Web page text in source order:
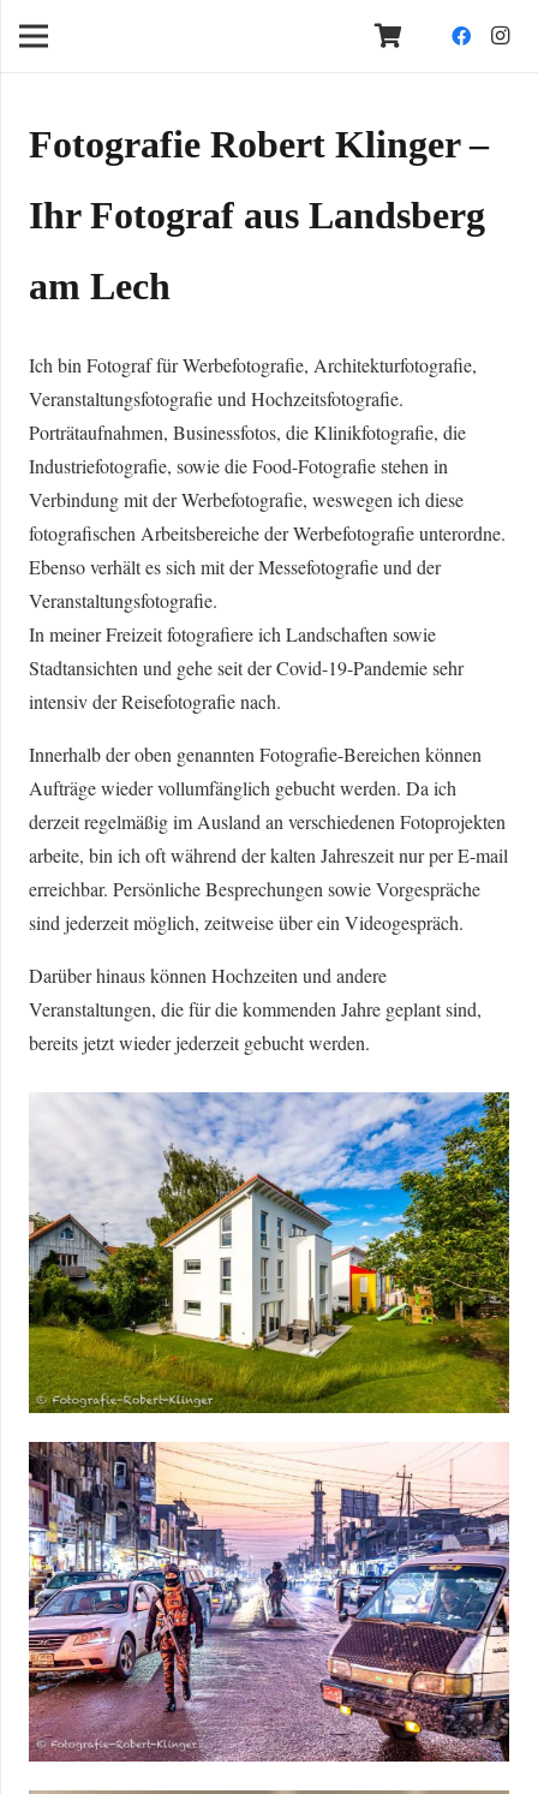
Fotografie Robert Klinger –
Ihr Fotograf aus Landsberg
am Lech
Ich bin Fotograf für Werbefotografie, Architekturfotografie,
Veranstaltungsfotografie und Hochzeitsfotografie.
Porträtaufnahmen, Businessfotos, die Klinikfotografie, die
Industriefotografie, sowie die Food-Fotografie stehen in
Verbindung mit der Werbefotografie, weswegen ich diese
fotografischen Arbeitsbereiche der Werbefotografie unterordne.
Ebenso verhält es sich mit der Messefotografie und der
Veranstaltungsfotografie.
In meiner Freizeit fotografiere ich Landschaften sowie
Stadtansichten und gehe seit der Covid-19-Pandemie sehr
intensiv der Reisefotografie nach.
Innerhalb der oben genannten Fotografie-Bereichen können
Aufträge wieder vollumfänglich gebucht werden. Da ich
derzeit regelmäßig im Ausland an verschiedenen Fotoprojekten
arbeite, bin ich oft während der kalten Jahreszeit nur per E-mail
erreichbar. Persönliche Besprechungen sowie Vorgespräche
sind jederzeit möglich, zeitweise über ein Videogespräch.
Darüber hinaus können Hochzeiten und andere
Veranstaltungen, die für die kommenden Jahre geplant sind,
bereits jetzt wieder jederzeit gebucht werden.